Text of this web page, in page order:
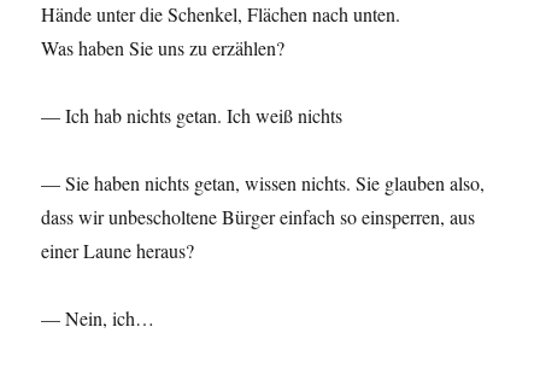
Hände unter die Schenkel, Flächen nach unten.
Was haben Sie uns zu erzählen?
— Ich hab nichts getan. Ich weiß nichts
— Sie haben nichts getan, wissen nichts. Sie glauben also,
dass wir unbescholtene Bürger einfach so einsperren, aus
einer Laune heraus?
— Nein, ich…